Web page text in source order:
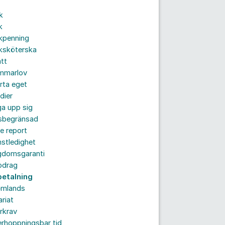
eget
upp sig
report
tid